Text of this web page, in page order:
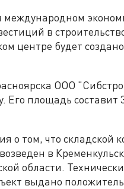
в
центре будет
ООО
Его площадь составит
о том, что складской
в
области.
выдано